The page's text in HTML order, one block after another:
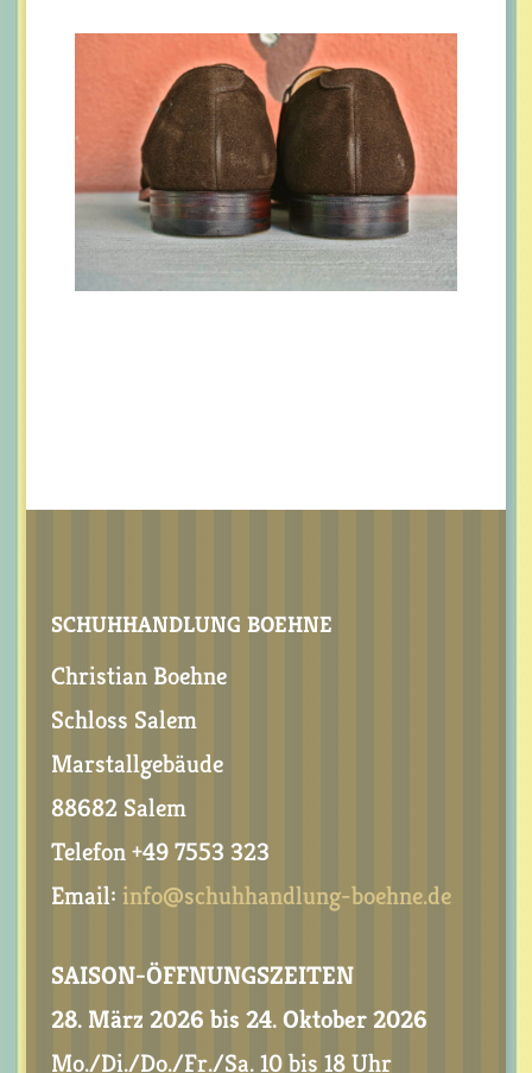
SCHUHHANDLUNG BOEHNE
Christian Boehne
Schloss Salem
Marstallgebäude
88682 Salem
Telefon +49 7553 323
Email: info@schuhhandlung-boehne.de
SAISON-ÖFFNUNGSZEITEN
28. März 2026 bis 24. Oktober 2026
Mo./Di./Do./Fr./Sa. 10 bis 18 Uhr